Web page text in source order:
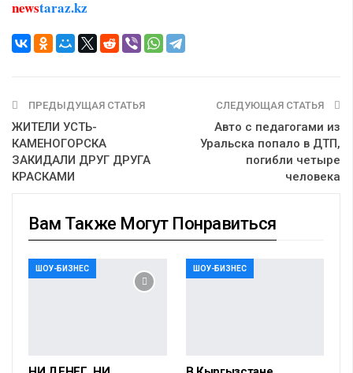
newstaraz.kz
ПРЕДЫДУЩАЯ СТАТЬЯ
ЖИТЕЛИ УСТЬ-
КАМЕНОГОРСКА
ЗАКИДАЛИ ДРУГ ДРУГА
КРАСКАМИ
СЛЕДУЮЩАЯ СТАТЬЯ
Авто с педагогами из
Уральска попало в ДТП,
погибли четыре
человека
Вам Также Могут Понравиться
ШОУ-БИЗНЕС ШОУ-БИЗНЕС